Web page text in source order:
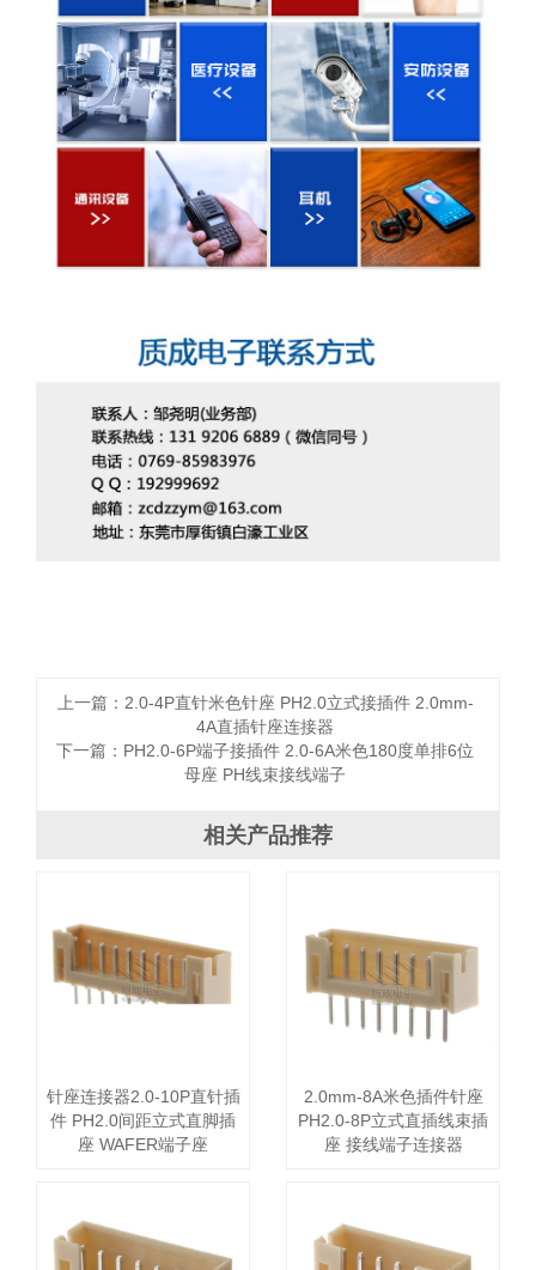
上一篇： 2.0-4P直针米色针座 PH2.0立式接插件 2.0mm-
4A直插针座连接器
下一篇： PH2.0-6P端子接插件 2.0-6A米色180度单排6位
母座 PH线束接线端子
相关产品推荐
针座连接器2.0-10P直针插
件 PH2.0间距立式直脚插
座 WAFER端子座
2.0mm-8A米色插件针座
PH2.0-8P立式直插线束插
座 接线端子连接器